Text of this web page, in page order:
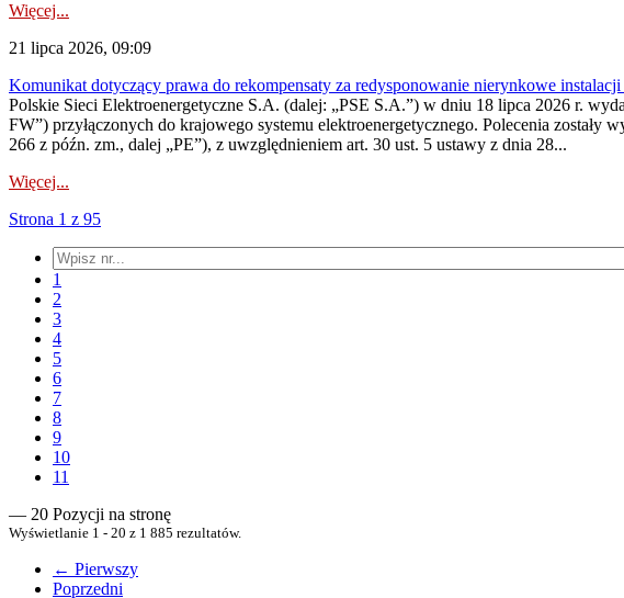
Więcej...
21 lipca 2026, 09:09
Komunikat dotyczący prawa do rekompensaty za redysponowanie nierynkowe
Polskie Sieci Elektroenergetyczne S.A. (dalej: „PSE S.A.”) w dniu 18 lipca 2026 r.
FW”) przyłączonych do krajowego systemu elektroenergetycznego. Polecenia
266 z późn. zm., dalej „PE”), z uwzględnieniem art. 30 ust. 5 ustawy z dnia 28...
Więcej...
Strona 1 z 95
1
2
3
4
5
6
7
8
9
10
11
— 20 Pozycji na stronę
Wyświetlanie 1 - 20 z 1 885 rezultatów.
← Pierwszy
Poprzedni